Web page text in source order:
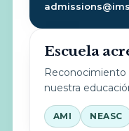
Escuela
Reconocimiento
nuestra
AMI NEASC